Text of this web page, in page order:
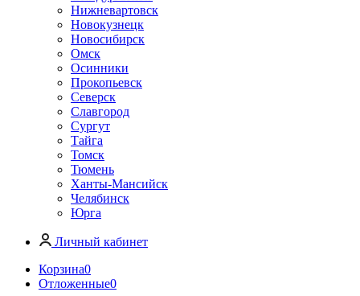
Нижневартовск
Новокузнецк
Новосибирск
Омск
Осинники
Прокопьевск
Северск
Славгород
Сургут
Тайга
Томск
Тюмень
Ханты-Мансийск
Челябинск
Юрга
Личный кабинет
Корзина0
Отложенные0